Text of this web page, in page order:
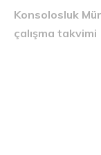
Konsolosluk
çalışma takvimi